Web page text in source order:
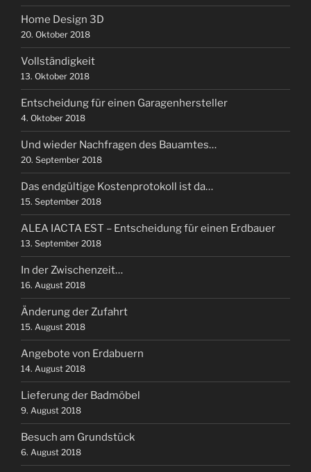
Home Design 3D
20. Oktober 2018
Vollständigkeit
13. Oktober 2018
Entscheidung für einen Garagenhersteller
4. Oktober 2018
Und wieder Nachfragen des Bauamtes…
20. September 2018
Das endgültige Kostenprotokoll ist da…
15. September 2018
ALEA IACTA EST – Entscheidung für einen Erdbauer
13. September 2018
In der Zwischenzeit…
16. August 2018
Änderung der Zufahrt
15. August 2018
Angebote von Erdabuern
14. August 2018
Lieferung der Badmöbel
9. August 2018
Besuch am Grundstück
6. August 2018